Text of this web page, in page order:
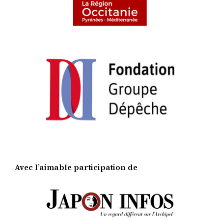
Avec l’aimable participation de